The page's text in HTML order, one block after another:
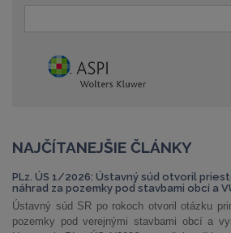
NAJČÍTANEJŠIE ČLÁNKY
PLz. ÚS 1/2026: Ústavný súd otvoril
náhrad za pozemky pod stavbami obcí a
Ústavný súd SR po rokoch otvoril otázku
pozemky pod verejnými stavbami obcí a